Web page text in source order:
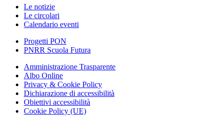
Le notizie
Le circolari
Calendario eventi
Progetti PON
PNRR Scuola Futura
Amministrazione Trasparente
Albo Online
Privacy & Cookie Policy
Dichiarazione di accessibilità
Obiettivi accessibilità
Cookie Policy (UE)